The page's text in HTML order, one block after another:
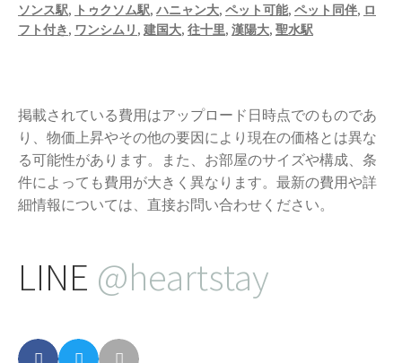
ソンス駅, トゥクソム駅, ハニャン大, ペット可能, ペット同伴, ロ
フト付き, ワンシムリ , 建国大, 往十里, 漢陽大, 聖水駅
掲載されている費用はアップロード日時点でのものであ
り、物価上昇やその他の要因により現在の価格とは異な
る可能性があります。また、お部屋のサイズや構成、条
件によっても費用が大きく異なります。最新の費用や詳
細情報については、直接お問い合わせください。
LINE @heartstay